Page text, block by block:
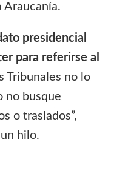
Araucanía.
presidencial
para referirse al
Tribunales no lo
no busque
o traslados”,
hilo.